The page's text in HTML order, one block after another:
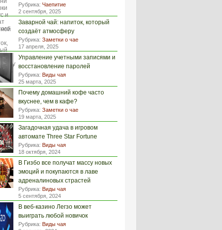
Рубрика: Чаепитие
2 сентября, 2025
Заварной чай: напиток, который
создаёт атмосферу
Рубрика: Заметки о чае
17 апреля, 2025
Управление учетными записями и
восстановление паролей
Рубрика: Виды чая
25 марта, 2025
Почему домашний кофе часто
вкуснее, чем в кафе?
Рубрика: Заметки о чае
19 марта, 2025
Загадочная удача в игровом
автомате Three Star Fortune
Рубрика: Виды чая
18 октября, 2024
В Гизбо все получат массу новых
эмоций и покупаются в лаве
адреналиновых страстей
Рубрика: Виды чая
5 сентября, 2024
В веб-казино Легзо может
выиграть любой новичок
Рубрика: Виды чая